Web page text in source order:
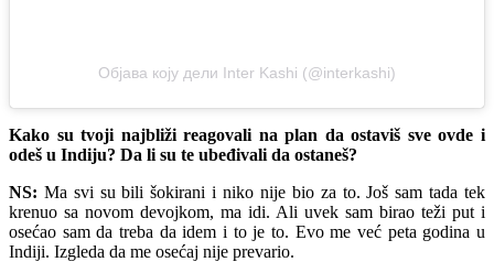
Објава коју дели Inter Kashi (@interkashi)
Kako su tvoji najbliži reagovali na plan da ostaviš sve ovde i
odeš u Indiju? Da li su te ubeđivali da ostaneš?
NS: Ma svi su bili šokirani i niko nije bio za to. Još sam tada tek
krenuo sa novom devojkom, ma idi. Ali uvek sam birao teži put i
osećao sam da treba da idem i to je to. Evo me već peta godina u
Indiji. Izgleda da me osećaj nije prevario.